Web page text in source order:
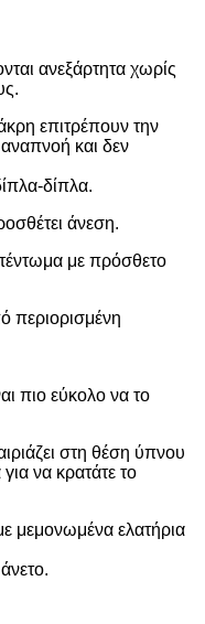
ανεξάρτητα χωρίς
επιτρέπουν την
και δεν
δίπλα.
άνεση.
με πρόσθετο
περιορισμένη
πιο εύκολο να το
στη θέση ύπνου
να κρατάτε το
μεμονωμένα ελατήρια